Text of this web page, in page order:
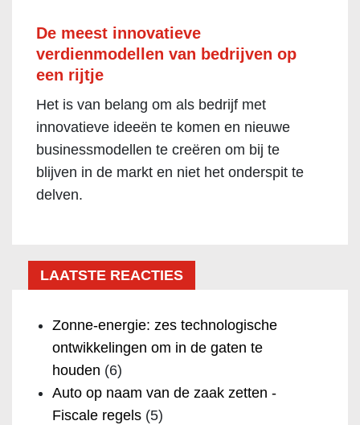
De meest innovatieve
verdienmodellen van bedrijven op
een rijtje
Het is van belang om als bedrijf met
innovatieve ideeën te komen en nieuwe
businessmodellen te creëren om bij te
blijven in de markt en niet het onderspit te
delven.
LAATSTE REACTIES
Zonne-energie: zes technologische
ontwikkelingen om in de gaten te
houden (6)
Auto op naam van de zaak zetten -
Fiscale regels (5)